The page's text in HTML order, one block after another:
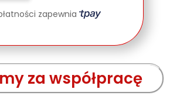
zapewnia
za współpracę